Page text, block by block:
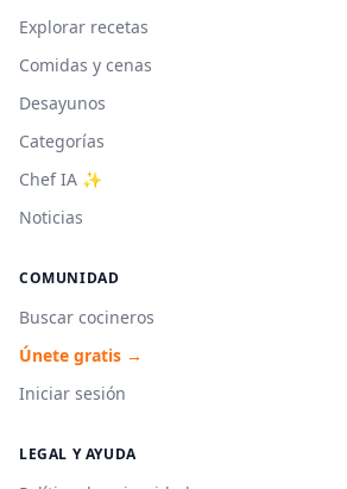
Explorar recetas
Comidas y cenas
Desayunos
Categorías
Chef IA ✨
Noticias
COMUNIDAD
Buscar cocineros
Únete gratis →
Iniciar sesión
LEGAL Y AYUDA